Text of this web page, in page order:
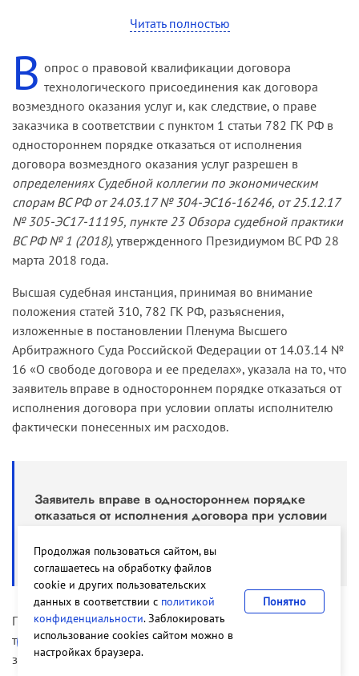
встречный характер (раздел II договора).
Как следует из пункта 6 договора, сетевая
организация обязуется в течение 15 рабочих
дней со дня уведомления заявителем о
выполнении им технических условий
осуществить проверку их выполнения, а
заявитель на основании пункта 8 договора
обязуется уведомить сетевую организацию о
выполнении им технических условий.
исполнении обязательства стороны обязаны
действовать добросовестно, учитывая права и
законные интересы друг друга, взаимно
оказывая необходимое содействие для
достижения цели обязательства, а также
предоставляя друг другу необходимую
информацию.
405 ГК РФ).
отказался принять предложенное должником
надлежащее исполнение или не совершил
действий, предусмотренных законом, иными
правовыми актами или договором либо
вытекающих из обычаев или из существа
обязательства, до совершения которых должник
организация сообщала заявителю о готовности
осуществить фактическое присоединение
заявителя, но последний не выполнил на своем
объекте все необходимые работы, что не
позволило сетевой организации своевременно
исполнить свои обязательства по договору.
Читать полностью
В опрос о правовой квалификации договора
технологического присоединения как договора
возмездного оказания услуг и, как следствие, о праве
заказчика в соответствии с пунктом 1 статьи 782 ГК РФ в
одностороннем порядке отказаться от исполнения
договора возмездного оказания услуг разрешен в
определениях Судебной коллегии по экономическим
спорам ВС РФ от 24.03.17 № 304-ЭС16-16246, от 25.12.17
№ 305-ЭС17-11195, пункте 23 Обзора судебной практики
ВС РФ № 1 (2018), утвержденного Президиумом ВС РФ 28
марта 2018 года.
Высшая судебная инстанция, принимая во внимание
положения статей 310, 782 ГК РФ, разъяснения,
изложенные в постановлении Пленума Высшего
Арбитражного Суда Российской Федерации от 14.03.14 №
16 «О свободе договора и ее пределах», указала на то, что
заявитель вправе в одностороннем порядке отказаться от
исполнения договора при условии оплаты исполнителю
фактически понесенных им расходов.
Заявитель вправе в одностороннем порядке
отказаться от исполнения договора при условии
им расходов.
Последствием отказа заявителя от исполнения договора
технологического присоединения являются требования
заявителя о возврате сетевой организацией ранее
Продолжая пользоваться сайтом, вы
соглашаетесь на обработку файлов
cookie и других пользовательских
данных в соответствии с политикой
конфиденциальности. Заблокировать
использование cookies сайтом можно в
настройках браузера.
Понятно